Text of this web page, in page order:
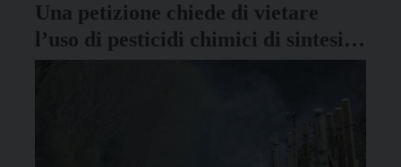
Una petizione chiede di vietare
l’uso di pesticidi chimici di sintesi
nei meleti